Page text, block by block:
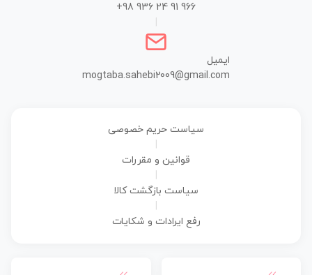
+98 936 24 91 966
ایمیل
mogtaba.sahebi2009@gmail.com
سیاست حریم خصوصی
قوانین و مقررات
سیاست بازگشت کالا
رفع ایرادات و شکایات